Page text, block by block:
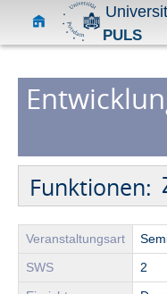
PULS
Funktionen:
Veranstaltungsart
SWS 2